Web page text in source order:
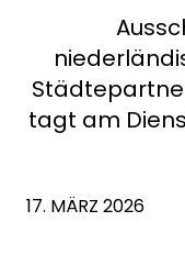
tagt am
17. MÄRZ 2026